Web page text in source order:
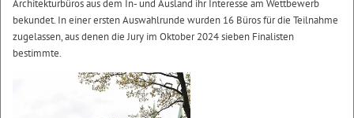
Architekturbüros aus dem In- und Ausland ihr Interesse am Wettbewerb
bekundet. In einer ersten Auswahlrunde wurden 16 Büros für die Teilnahme
zugelassen, aus denen die Jury im Oktober 2024 sieben Finalisten
bestimmte.